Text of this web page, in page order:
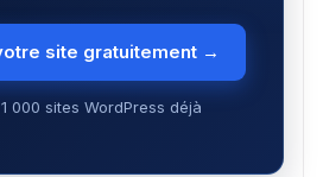
site gratuitement →
000 sites WordPress déjà